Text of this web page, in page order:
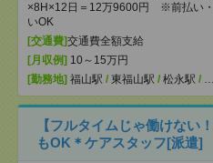
×8H×12日＝12万9600円 ※前払い
いOK
[交通費]交通費全額支給
[月収例] 10～15万円
[勤務地] 福山駅 / 東福山駅 / 松永駅 / …
【フルタイムじゃ働けない
もOK＊ケアスタッフ[派遣]